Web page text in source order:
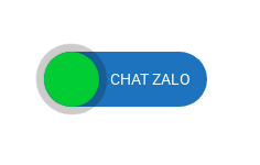
CHAT ZALO